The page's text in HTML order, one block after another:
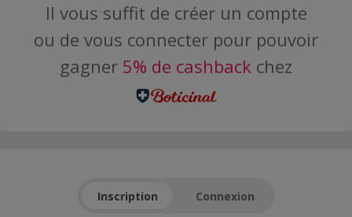
Il vous suffit de créer un compte
ou de vous connecter pour pouvoir
gagner 5% de cashback chez
Inscription Connexion